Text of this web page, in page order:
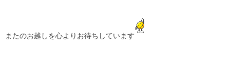
またのお越しを心よりお待ちしています